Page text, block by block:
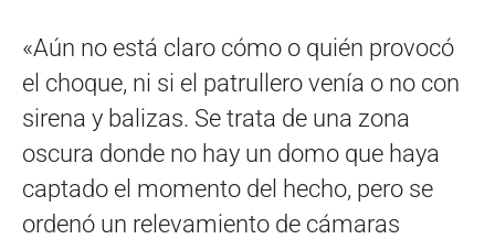
«Aún no está claro cómo o quién provocó
el choque, ni si el patrullero venía o no con
sirena y balizas. Se trata de una zona
oscura donde no hay un domo que haya
captado el momento del hecho, pero se
ordenó un relevamiento de cámaras